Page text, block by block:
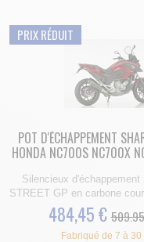
PRIX RÉDUIT
POT D'ÉCHAPPEMENT
HONDA NC700S NC700X
Silencieux d'échappement
STREET GP en carbone
484,45 €
Fabriqué de 7 à 30